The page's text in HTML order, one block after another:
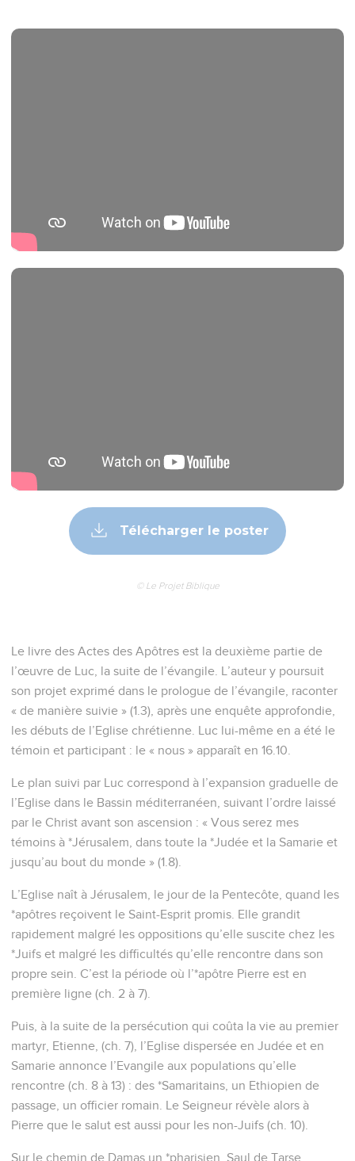
Télécharger le poster
© Le Projet Biblique
Le livre des Actes des Apôtres est la deuxième partie de
l’œuvre de Luc, la suite de l’évangile. L’auteur y poursuit
son projet exprimé dans le prologue de l’évangile, raconter
« de manière suivie » (1.3), après une enquête approfondie,
les débuts de l’Eglise chrétienne. Luc lui-même en a été le
témoin et participant : le « nous » apparaît en 16.10.
Le plan suivi par Luc correspond à l’expansion graduelle de
l’Eglise dans le Bassin méditerranéen, suivant l’ordre laissé
par le Christ avant son ascension : « Vous serez mes
témoins à *Jérusalem, dans toute la *Judée et la Samarie et
jusqu’au bout du monde » (1.8).
L’Eglise naît à Jérusalem, le jour de la Pentecôte, quand les
*apôtres reçoivent le Saint-Esprit promis. Elle grandit
rapidement malgré les oppositions qu’elle suscite chez les
*Juifs et malgré les difficultés qu’elle rencontre dans son
propre sein. C’est la période où l’*apôtre Pierre est en
première ligne (ch. 2 à 7).
Puis, à la suite de la persécution qui coûta la vie au premier
martyr, Etienne, (ch. 7), l’Eglise dispersée en Judée et en
Samarie annonce l’Evangile aux populations qu’elle
rencontre (ch. 8 à 13) : des *Samaritains, un Ethiopien de
passage, un officier romain. Le Seigneur révèle alors à
Pierre que le salut est aussi pour les non-Juifs (ch. 10).
Sur le chemin de Damas un *pharisien, Saul de Tarse,